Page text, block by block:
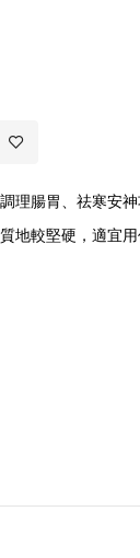
理腸胃、祛寒安神
地較堅硬，適宜用